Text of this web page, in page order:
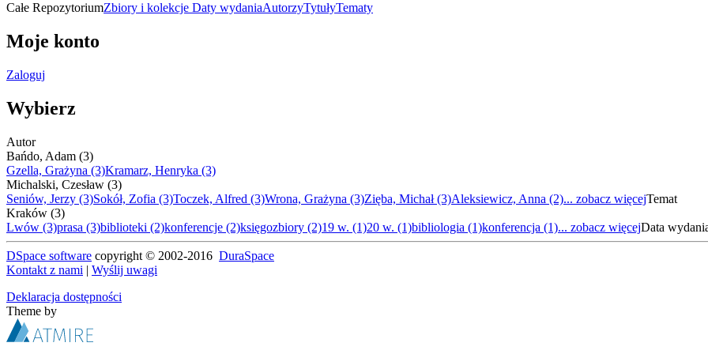
Całe RepozytoriumZbiory i kolekcje Daty wydaniaAutorzyTytułyTematy
Moje konto
Zaloguj
Wybierz
Autor
Bańdo, Adam (3)
Gzella, Grażyna (3)Kramarz, Henryka (3)
Michalski, Czesław (3)
Seniów, Jerzy (3)Sokół, Zofia (3)Toczek, Alfred (3)Wrona, Grażyna (3)Zięba, Michał (3)Aleksiewicz, Anna (2)... zobacz więcejTemat
Kraków (3)
Lwów (3)prasa (3)biblioteki (2)konferencje (2)księgozbiory (2)19 w. (1)20 w. (1)bibliologia (1)konferencja (1)... zobacz więcejData
DSpace software copyright © 2002-2016 DuraSpace
Kontakt z nami | Wyślij uwagi
Deklaracja dostępności
Theme by